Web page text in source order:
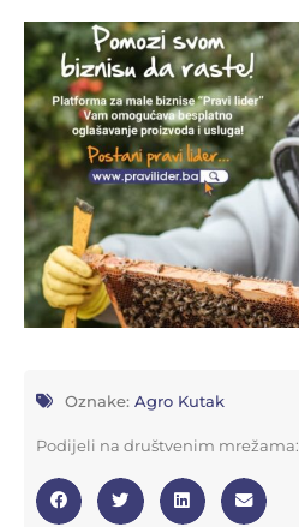
Oznake: Agro Kutak
Podijeli na društvenim mrežama: